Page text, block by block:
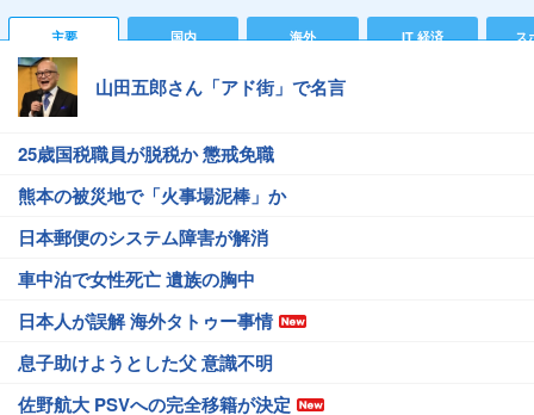
主要 国内 海外 IT 経済 ス
山田五郎さん「アド街」で名言
25歳国税職員が脱税か 懲戒免職
熊本の被災地で「火事場泥棒」か
日本郵便のシステム障害が解消
車中泊で女性死亡 遺族の胸中
日本人が誤解 海外タトゥー事情
息子助けようとした父 意識不明
佐野航大 PSVへの完全移籍が決定